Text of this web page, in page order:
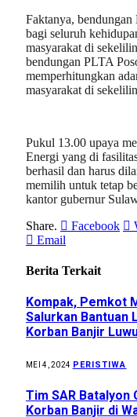
Faktanya,
bagi seluruh
masyarakat di
bendungan PLTA
memperhitungkan
masyarakat di
Pukul 13.00 upaya
Energi yang di
berhasil dan harus
memilih untuk tetap
kantor gubernur
Share.
Facebook
Email
Berita Terkait
Kompak, Pemkot
Salurkan Bantuan
Korban Banjir
MEI 4, 2024 PERISTIWA
Tim SAR
Korban Banjir di